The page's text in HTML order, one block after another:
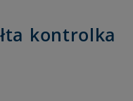
kontrolka